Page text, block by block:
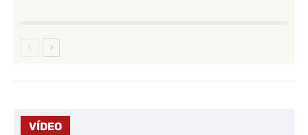
VÍDEO